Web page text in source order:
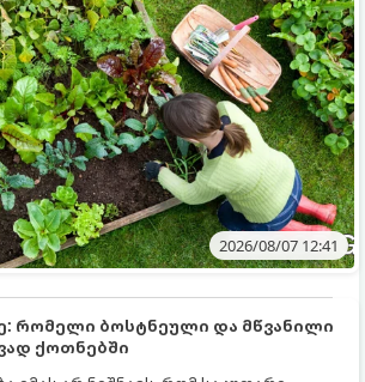
აგვისტოს ბოლომდე 5
გაკეთება უნდა მოასწროთ:
2026/08/07 12:41
რომელი ბოსტნეული და მწვანილი
ქოთნებში